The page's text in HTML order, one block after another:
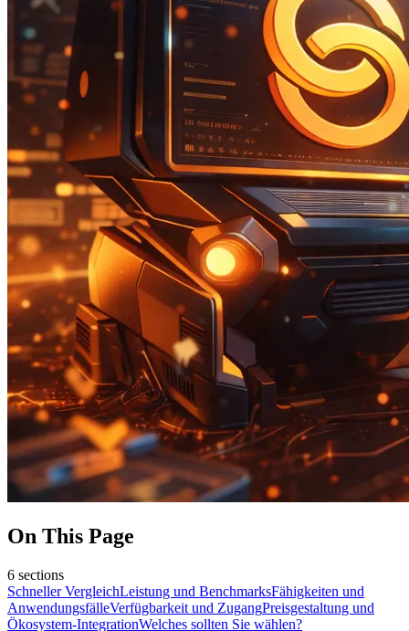
On This Page
6 sections
Schneller VergleichLeistung und BenchmarksFähigkeiten und
AnwendungsfälleVerfügbarkeit und ZugangPreisgestaltung und
Ökosystem-IntegrationWelches sollten Sie wählen?